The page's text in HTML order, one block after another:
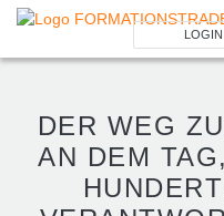
LOGIN
DER WEG
AN DEM
Passwort